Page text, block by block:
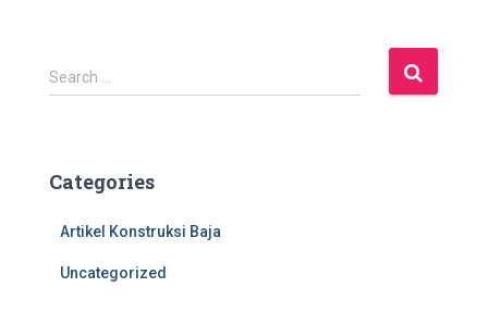
S
e
h
Search …
Categories
Artikel Konstruksi Baja
Uncategorized